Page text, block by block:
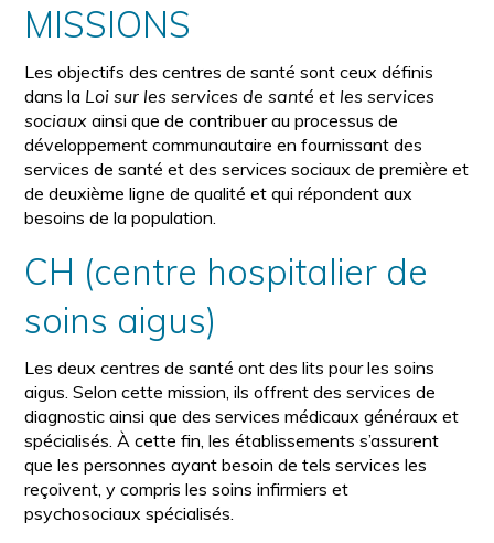
MISSIONS
Les objectifs des centres de santé sont ceux définis
dans la Loi sur les services de santé et les services
sociaux ainsi que de contribuer au processus de
développement communautaire en fournissant des
services de santé et des services sociaux de première et
de deuxième ligne de qualité et qui répondent aux
besoins de la population.
CH (centre hospitalier de
soins aigus)
Les deux centres de santé ont des lits pour les soins
aigus. Selon cette mission, ils offrent des services de
diagnostic ainsi que des services médicaux généraux et
spécialisés. À cette fin, les établissements s’assurent
que les personnes ayant besoin de tels services les
reçoivent, y compris les soins infirmiers et
psychosociaux spécialisés.